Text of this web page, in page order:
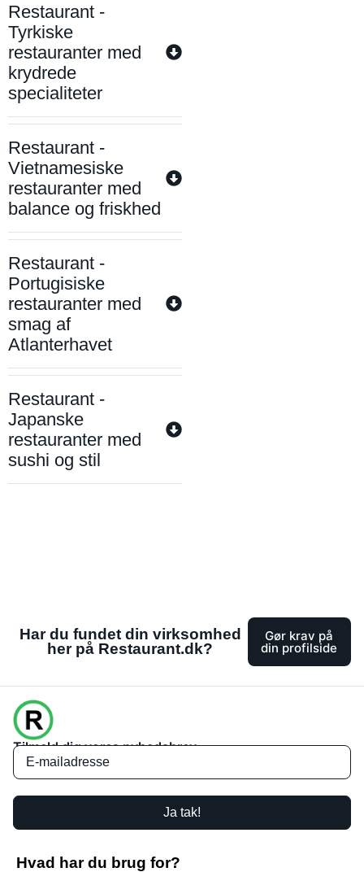
Restaurant -
Tyrkiske
restauranter med
krydrede
specialiteter
Restaurant -
Vietnamesiske
restauranter med
balance og friskhed
Restaurant -
Portugisiske
restauranter med
smag af
Atlanterhavet
Restaurant -
Japanske
restauranter med
sushi og stil
Har du fundet din virksomhed
her på Restaurant.dk?
Gør krav på
din profilside
Tilmeld dig vores nyhedsbrev
Ja tak!
Hvad har du brug for?